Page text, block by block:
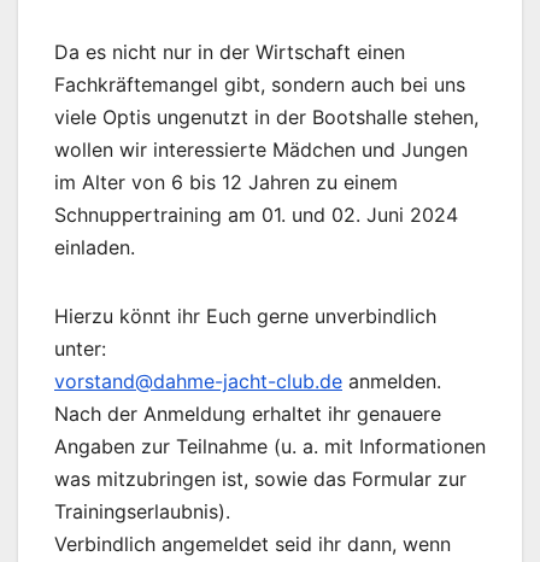
Da es nicht nur in der Wirtschaft einen
Fachkräftemangel gibt, sondern auch bei uns
viele Optis ungenutzt in der Bootshalle stehen,
wollen wir interessierte Mädchen und Jungen
im Alter von 6 bis 12 Jahren zu einem
Schnuppertraining am 01. und 02. Juni 2024
einladen.
Hierzu könnt ihr Euch gerne unverbindlich
unter:
vorstand@dahme-jacht-club.de anmelden.
Nach der Anmeldung erhaltet ihr genauere
Angaben zur Teilnahme (u. a. mit Informationen
was mitzubringen ist, sowie das Formular zur
Trainingserlaubnis).
Verbindlich angemeldet seid ihr dann, wenn